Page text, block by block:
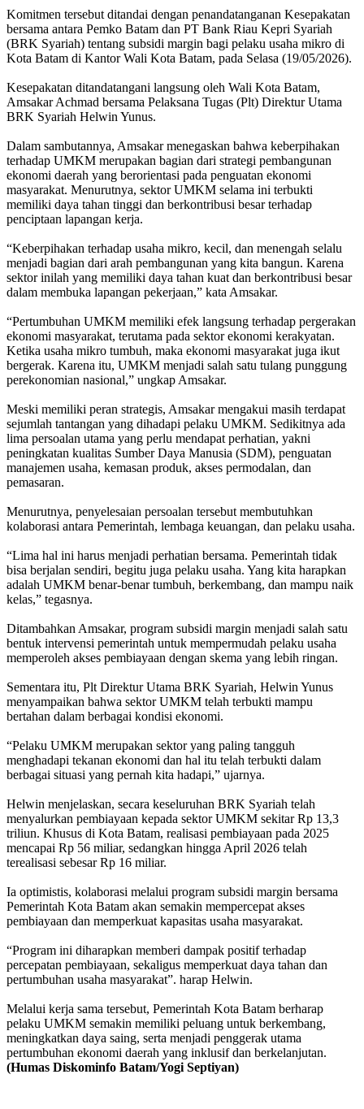
Komitmen tersebut ditandai dengan penandatanganan Kesepakatan
bersama antara Pemko Batam dan PT Bank Riau Kepri Syariah
(BRK Syariah) tentang subsidi margin bagi pelaku usaha mikro di
Kota Batam di Kantor Wali Kota Batam, pada Selasa (19/05/2026).
Kesepakatan ditandatangani langsung oleh Wali Kota Batam,
Amsakar Achmad bersama Pelaksana Tugas (Plt) Direktur Utama
BRK Syariah Helwin Yunus.
Dalam sambutannya, Amsakar menegaskan bahwa keberpihakan
terhadap UMKM merupakan bagian dari strategi pembangunan
ekonomi daerah yang berorientasi pada penguatan ekonomi
masyarakat. Menurutnya, sektor UMKM selama ini terbukti
memiliki daya tahan tinggi dan berkontribusi besar terhadap
penciptaan lapangan kerja.
“Keberpihakan terhadap usaha mikro, kecil, dan menengah selalu
menjadi bagian dari arah pembangunan yang kita bangun. Karena
sektor inilah yang memiliki daya tahan kuat dan berkontribusi besar
dalam membuka lapangan pekerjaan,” kata Amsakar.
“Pertumbuhan UMKM memiliki efek langsung terhadap pergerakan
ekonomi masyarakat, terutama pada sektor ekonomi kerakyatan.
Ketika usaha mikro tumbuh, maka ekonomi masyarakat juga ikut
bergerak. Karena itu, UMKM menjadi salah satu tulang punggung
perekonomian nasional,” ungkap Amsakar.
Meski memiliki peran strategis, Amsakar mengakui masih terdapat
sejumlah tantangan yang dihadapi pelaku UMKM. Sedikitnya ada
lima persoalan utama yang perlu mendapat perhatian, yakni
peningkatan kualitas Sumber Daya Manusia (SDM), penguatan
manajemen usaha, kemasan produk, akses permodalan, dan
pemasaran.
Menurutnya, penyelesaian persoalan tersebut membutuhkan
kolaborasi antara Pemerintah, lembaga keuangan, dan pelaku usaha.
“Lima hal ini harus menjadi perhatian bersama. Pemerintah tidak
bisa berjalan sendiri, begitu juga pelaku usaha. Yang kita harapkan
adalah UMKM benar-benar tumbuh, berkembang, dan mampu naik
kelas,” tegasnya.
Ditambahkan Amsakar, program subsidi margin menjadi salah satu
bentuk intervensi pemerintah untuk mempermudah pelaku usaha
memperoleh akses pembiayaan dengan skema yang lebih ringan.
Sementara itu, Plt Direktur Utama BRK Syariah, Helwin Yunus
menyampaikan bahwa sektor UMKM telah terbukti mampu
bertahan dalam berbagai kondisi ekonomi.
“Pelaku UMKM merupakan sektor yang paling tangguh
menghadapi tekanan ekonomi dan hal itu telah terbukti dalam
berbagai situasi yang pernah kita hadapi,” ujarnya.
Helwin menjelaskan, secara keseluruhan BRK Syariah telah
menyalurkan pembiayaan kepada sektor UMKM sekitar Rp 13,3
triliun. Khusus di Kota Batam, realisasi pembiayaan pada 2025
mencapai Rp 56 miliar, sedangkan hingga April 2026 telah
terealisasi sebesar Rp 16 miliar.
Ia optimistis, kolaborasi melalui program subsidi margin bersama
Pemerintah Kota Batam akan semakin mempercepat akses
pembiayaan dan memperkuat kapasitas usaha masyarakat.
“Program ini diharapkan memberi dampak positif terhadap
percepatan pembiayaan, sekaligus memperkuat daya tahan dan
pertumbuhan usaha masyarakat”. harap Helwin.
Melalui kerja sama tersebut, Pemerintah Kota Batam berharap
pelaku UMKM semakin memiliki peluang untuk berkembang,
meningkatkan daya saing, serta menjadi penggerak utama
pertumbuhan ekonomi daerah yang inklusif dan berkelanjutan.
(Humas Diskominfo Batam/Yogi Septiyan)